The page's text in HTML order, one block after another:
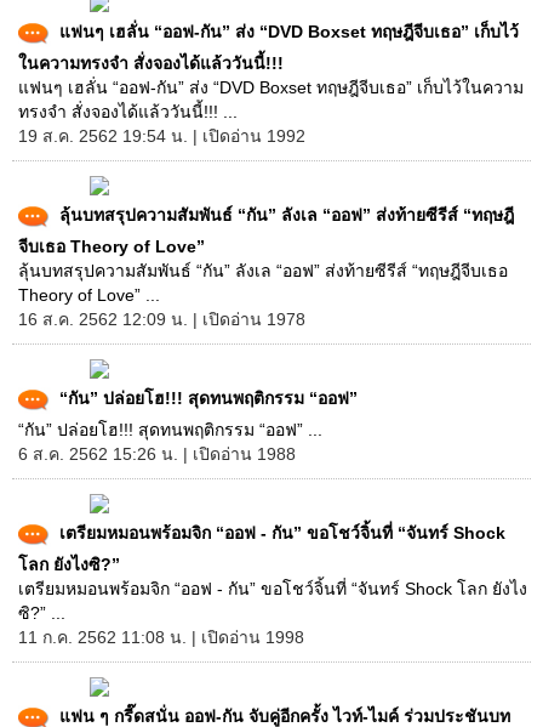
แฟนๆ เฮลั่น “ออฟ-กัน” ส่ง “DVD Boxset ทฤษฎีจีบเธอ” เก็บไว้
ในความทรงจำ สั่งจองได้แล้ววันนี้!!!
แฟนๆ เฮลั่น “ออฟ-กัน” ส่ง “DVD Boxset ทฤษฎีจีบเธอ” เก็บไว้ในความ
ทรงจำ สั่งจองได้แล้ววันนี้!!! ...
19 ส.ค. 2562 19:54 น. | เปิดอ่าน 1992
ลุ้นบทสรุปความสัมพันธ์ “กัน” ลังเล “ออฟ” ส่งท้ายซีรีส์ “ทฤษฎี
จีบเธอ Theory of Love”
ลุ้นบทสรุปความสัมพันธ์ “กัน” ลังเล “ออฟ” ส่งท้ายซีรีส์ “ทฤษฎีจีบเธอ
Theory of Love” ...
16 ส.ค. 2562 12:09 น. | เปิดอ่าน 1978
“กัน” ปล่อยโฮ!!! สุดทนพฤติกรรม “ออฟ”
“กัน” ปล่อยโฮ!!! สุดทนพฤติกรรม “ออฟ” ...
6 ส.ค. 2562 15:26 น. | เปิดอ่าน 1988
เตรียมหมอนพร้อมจิก “ออฟ - กัน” ขอโชว์จิ้นที่ “จันทร์ Shock
โลก ยังไงซิ?”
เตรียมหมอนพร้อมจิก “ออฟ - กัน” ขอโชว์จิ้นที่ “จันทร์ Shock โลก ยังไง
ซิ?” ...
11 ก.ค. 2562 11:08 น. | เปิดอ่าน 1998
แฟน ๆ กรี๊ดสนั่น ออฟ-กัน จับคู่อีกครั้ง ไวท์-ไมค์ ร่วมประชันบท